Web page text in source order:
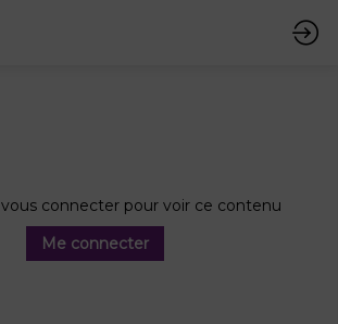
connecter pour voir ce contenu
Me connecter